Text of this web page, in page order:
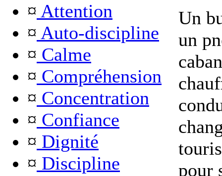
¤ Attention
¤ Auto-discipline
¤ Calme
¤ Compréhension
¤ Concentration
¤ Confiance
¤ Dignité
¤ Discipline
Un
un
pour